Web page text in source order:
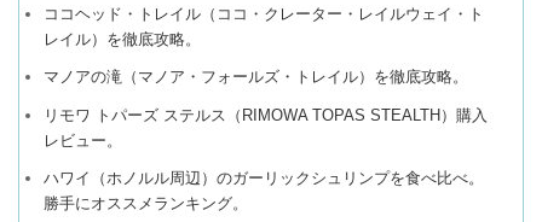
ココヘッド・トレイル（ココ・クレーター・レイルウェイ・ト
レイル）を徹底攻略。
マノアの滝（マノア・フォールズ・トレイル）を徹底攻略。
リモワ トパーズ ステルス（RIMOWA TOPAS STEALTH）購入
レビュー。
ハワイ（ホノルル周辺）のガーリックシュリンプを食べ比べ。
勝手にオススメランキング。